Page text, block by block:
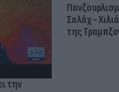
την
Σαλάχ -
της